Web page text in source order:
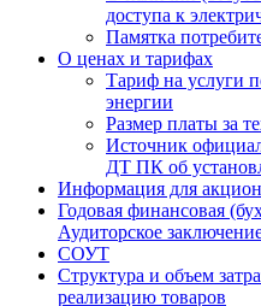
доступа к
Памятка
О ценах и тарифах
Тариф на услуги
энергии
Размер платы за
Источник
ДТ ПК об
Информация для
Годовая финансовая
Аудиторское
СОУТ
Структура и объем
реализацию товаров